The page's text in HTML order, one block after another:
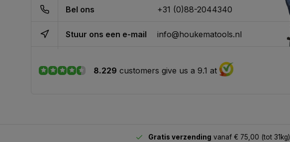
Bel ons +31 (0)88-2044340
Stuur ons een e-mail info@houkematools.nl
8.229 customers give us a 9.1 at
Gratis verzending vanaf € 75,00 (tot 31kg)